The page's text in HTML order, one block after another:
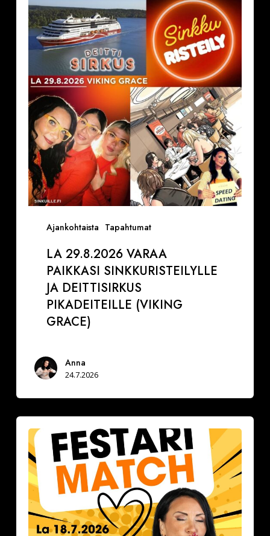
Ajankohtaista Tapahtumat
29.8.2026
Varaa
paikkasi
Sinkkuristeilylle
Deittisirkus
pikadeiteille
(Viking
Grace)
LA 29.8.2026 VARAA
PAIKKASI SINKKURISTEILYLLE
JA DEITTISIRKUS
PIKADEITEILLE (VIKING
GRACE)
Anna
24.7.2026
Deittisirkus
18.7.2026,
klo
16.30-